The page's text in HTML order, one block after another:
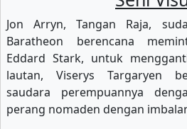
Jon Arryn, Tangan Raja,
Baratheon berencana
Eddard Stark, untuk
lautan, Viserys Targaryen
saudara perempuannya
perang nomaden dengan